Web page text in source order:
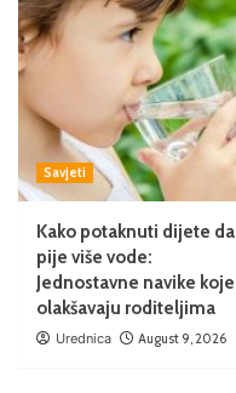
Savjeti
Kako potaknuti dijete da
pije više vode:
Jednostavne navike koje
olakšavaju roditeljima
Urednica August 9, 2026